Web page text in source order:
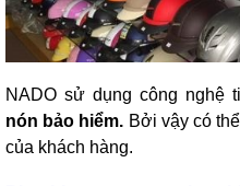
NADO sử dụng công nghệ
nón bảo hiểm. Bởi vậy có
của khách hàng.